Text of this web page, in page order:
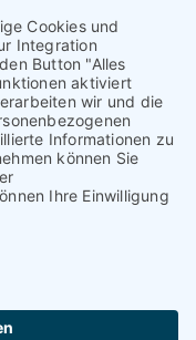
veröffentlichten
Wissen und
beruhen auf
in irgendeiner
Bewertungen
garantieren.
Markt, die